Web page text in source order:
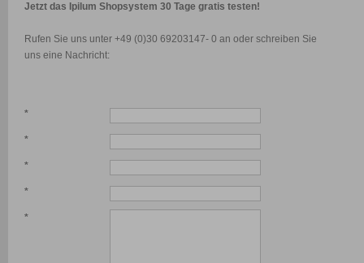
Jetzt das Ipilum Shopsystem 30 Tage gratis testen!
Rufen Sie uns unter +49 (0)30 69203147- 0 an oder schreiben Sie
uns eine Nachricht:
*
*
*
*
*